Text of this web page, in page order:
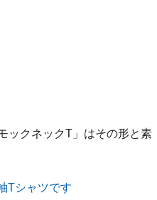
ックネックT」はその形と素